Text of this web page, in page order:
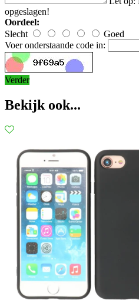
opgeslagen!
Oordeel:
Slecht
Goed
Voer onderstaande code in:
Verder
Bekijk ook...